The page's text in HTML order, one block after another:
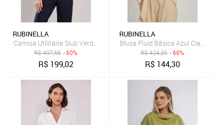
RUBINELLA
Camisa Utilitária Slub Verde Claro
R$497,56 - 60%
R$ 199,02
RUBINELLA
Blusa Fluid Básica Azul Claro
R$424,39 - 66%
R$ 144,30